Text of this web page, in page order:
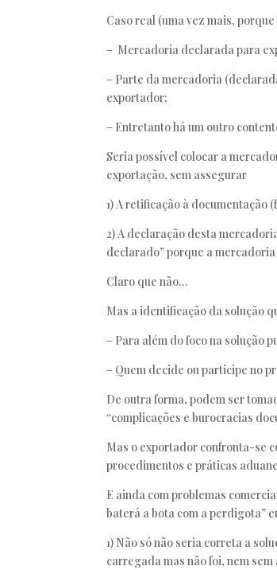
Caso real (uma vez mais,
– Mercadoria declarada para
– Parte da mercadoria
exportador;
– Entretanto há um outro
Seria possível colocar a
exportação, sem assegurar
1) A retificação à documentação
2) A declaração desta
declarado” porque a
Claro que não…
Mas a identificação da solução
– Para além do foco na solução
– Quem decide ou participe no
De outra forma, podem ser
“complicações e burocracias
Mas o exportador confronta-se
procedimentos e práticas
E ainda com problemas
baterá a bota com a perdigota”
1) Não só não seria correta a
carregada mas não foi, nem